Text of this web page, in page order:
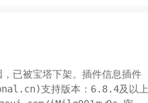
已被宝塔下架。插件信息插件
支持版本：6.8.4及以上